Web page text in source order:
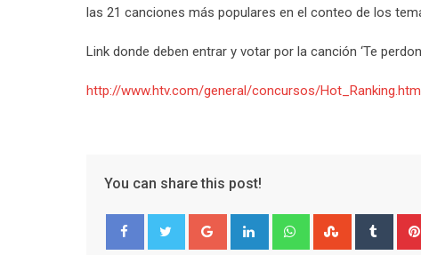
las 21 canciones más populares en el conteo de los
Link donde deben entrar y votar por la canción ‘Te
http://www.htv.com/general/concursos/
You can share this post!
Google+ LinkedIn WhatsappStumbleUpon